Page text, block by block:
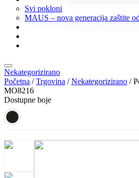
Svi pokloni
MAUS – nova generacija zaštite
Nekategorizirano
Početna /Trgovina /Nekategorizirano /
MO8216
Dostupne boje